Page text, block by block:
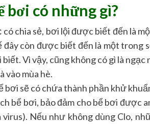
bơi có những gì?
có chia sẻ, bơi lội được biết đến là
còn được biết đến là một trong
Vì vậy, cũng không có gì là
vào mùa hè.
sẽ có chứa thành phần khử
bể bơi, bảo đảm cho bể bơi được
Nếu như không dùng Clo,